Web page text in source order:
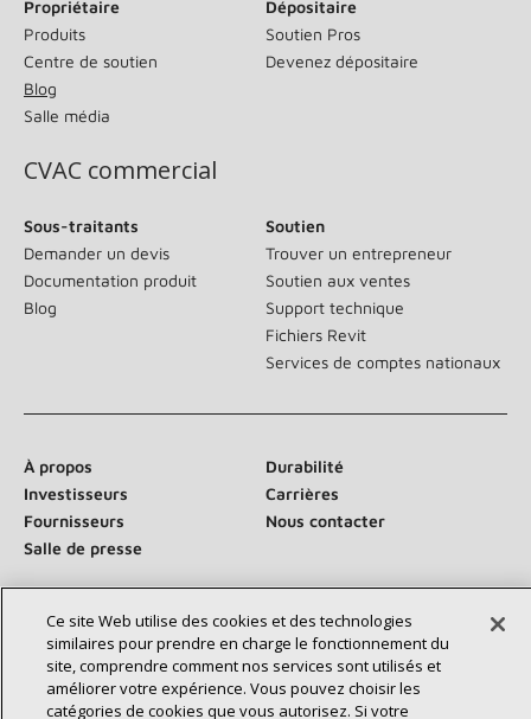
Propriétaire
Produits
Centre de soutien
Blog
Salle média
Dépositaire
Soutien Pros
Devenez dépositaire
CVAC commercial
Sous-traitants
Demander un devis
Documentation produit
Blog
Soutien
Trouver un entrepreneur
Soutien aux ventes
Support technique
Fichiers Revit
Services de comptes nationaux
À propos
Durabilité
Investisseurs
Carrières
Fournisseurs
Nous contacter
Salle de presse
Communiquez avec nous :
Ce site Web utilise des cookies et des technologies
similaires pour prendre en charge le fonctionnement du
site, comprendre comment nos services sont utilisés et
améliorer votre expérience. Vous pouvez choisir les
catégories de cookies que vous autorisez. Si votre